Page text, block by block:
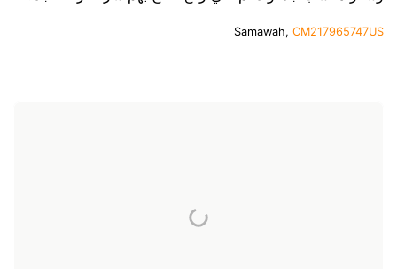
Samawah, CM217965747US